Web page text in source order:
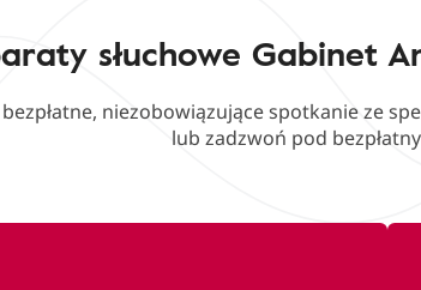
słuchowe Gabinet
niezobowiązujące spotkanie ze
lub zadzwoń pod